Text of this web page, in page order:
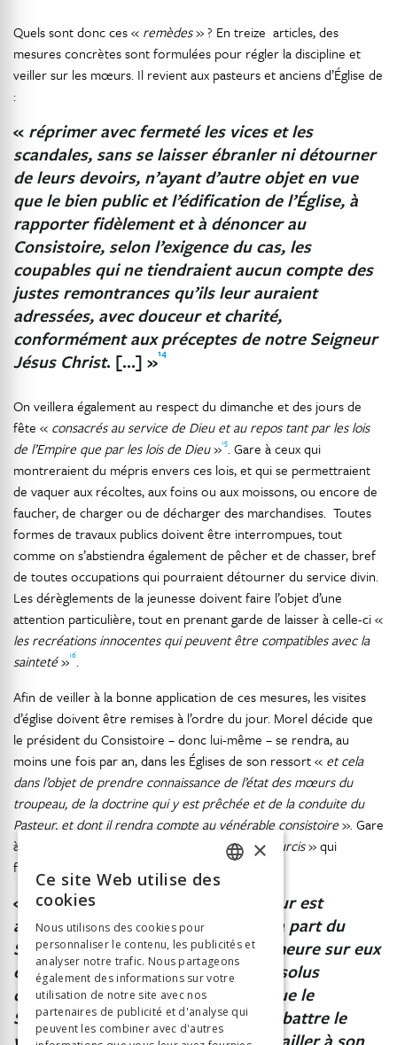
Quels sont donc ces « remèdes» ? En treize articles, des
mesures concrètes sont formulées pour régler la discipline et
veiller sur les mœurs. Il revient aux pasteurs et anciens d’Église de
:
« réprimer avec fermeté les vices et les
scandales, sans se laisser ébranler ni détourner
de leurs devoirs, n’ayant d’autre objet en vue
que le bien public et l’édification de l’Église, à
rapporter fidèlement et à dénoncer au
Consistoire, selon l’exigence du cas, les
coupables qui ne tiendraient aucun compte des
justes remontrances qu’ils leur auraient
adressées, avec douceur et charité,
conformément aux préceptes de notre Seigneur
Jésus Christ. […] »14
On veillera également au respect du dimanche et des jours de
fête « consacrés au service de Dieu et au repos tant par les lois
de l’Empire que par les lois de Dieu»15. Gare à ceux qui
montreraient du mépris envers ces lois, et qui se permettraient
de vaquer aux récoltes, aux foins ou aux moissons, ou encore de
faucher, de charger ou de décharger des marchandises. Toutes
formes de travaux publics doivent être interrompues, tout
comme on s’abstiendra également de pêcher et de chasser, bref
de toutes occupations qui pourraient détourner du service divin.
Les dérèglements de la jeunesse doivent faire l’objet d’une
attention particulière, tout en prenant garde de laisser à celle-ci «
les recréations innocentes qui peuvent être compatibles avec la
sainteté»16.
Afin de veiller à la bonne application de ces mesures, les visites
d’église doivent être remises à l’ordre du jour. Morel décide que
le président du Consistoire – donc lui-même – se rendra, au
moins une fois par an, dans les Églises de son ressort « et cela
dans l’objet de prendre connaissance de l’état des mœurs du
troupeau, de la doctrine qui y est prêchée et de la conduite du
Pasteur, et dont il rendra compte au vénérable consistoire». Gare
à ceux qui n’obéiraient pas, «
aux pécheurs endurcis» qui
fermeraient :
«
l’oreille à la voix paternelle qui leur est
adressée. Nous leur déclarons de la part du
Seigneur, que la colère de Dieu demeure sur eux
et que nous sommes fermement résolus
d’employer les armes spirituelles que le
Seigneur nous a données pour combattre le
vice, purifier son sanctuaire et travailler à son
ITALIAN
×
Ce site Web utilise des
cookies
Nous utilisons des cookies pour
personnaliser le contenu, les publicités et
analyser notre trafic. Nous partageons
également des informations sur votre
utilisation de notre site avec nos
partenaires de publicité et d'analyse qui
peuvent les combiner avec d'autres